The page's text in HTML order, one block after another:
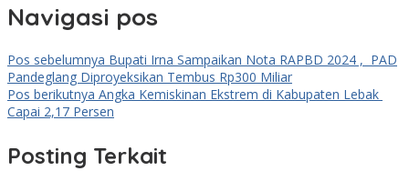
Navigasi pos
Pos sebelumnya Bupati Irna Sampaikan Nota RAPBD 2024 , PAD
Pandeglang Diproyeksikan Tembus Rp300 Miliar
Pos berikutnya Angka Kemiskinan Ekstrem di Kabupaten Lebak
Capai 2,17 Persen
Posting Terkait